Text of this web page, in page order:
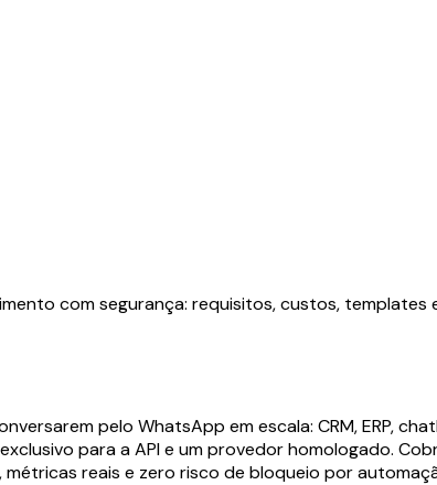
com segurança: requisitos, custos, templates
pelo WhatsApp em escala: CRM, ERP,
para a API e um provedor homologado.
reais e zero risco de bloqueio por